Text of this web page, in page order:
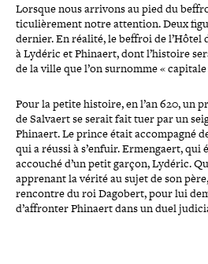
Lorsque nous arrivons au pied du
ti­cu­liè­re­ment notre attention. Deux
dernier. En réalité, le beffroi de l’Hôtel
à Lydéric et Phinaert, dont l’histoire
de la ville que l’on surnomme «
Pour la petite histoire, en l’an 620, un
de Salvaert se serait fait tuer par un
Phinaert. Le prince était accom­pa­gné
qui a réussi à s’enfuir. Ermengaert,
accouché d’un petit garçon, Lydéric.
apprenant la vérité au sujet de son
rencontre du roi Dagobert, pour lui
d’affronter Phinaert dans un duel